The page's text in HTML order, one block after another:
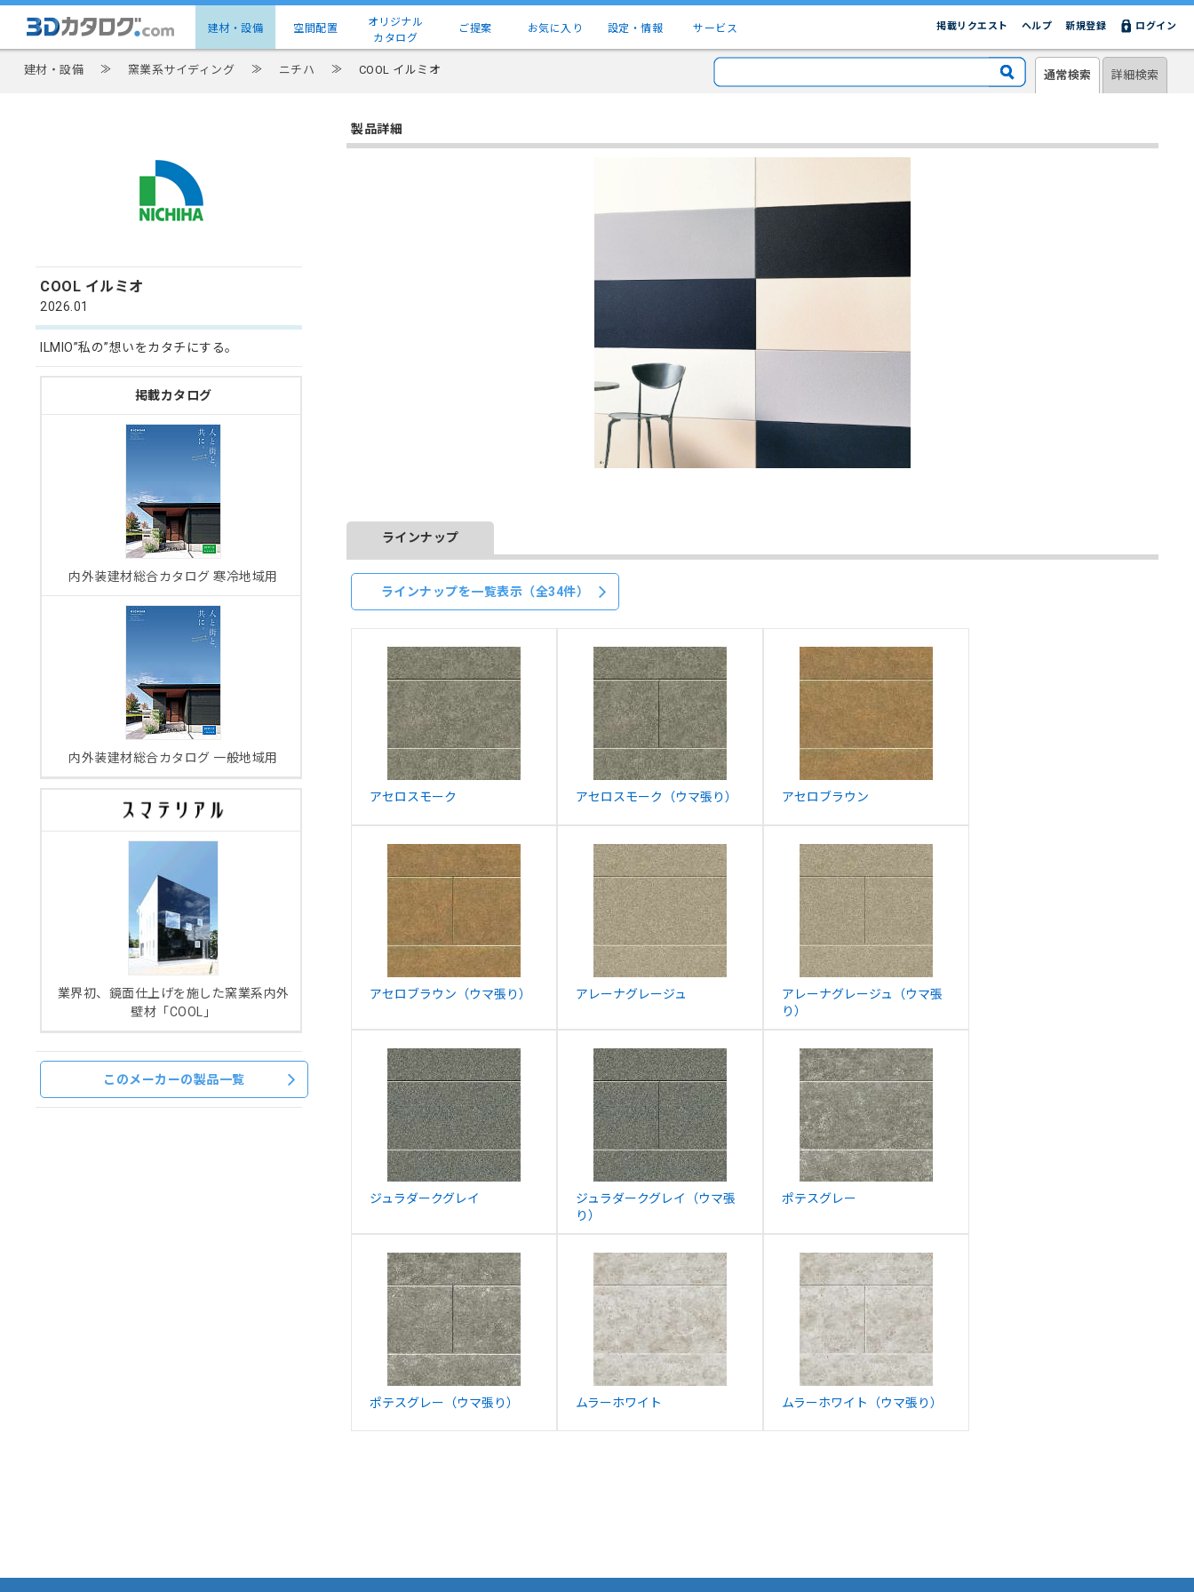
建材・設備 空間配置
オリジナル
カタログ
ご提案 お気に入り 設定・情報 サービス ログイン
新規登録
ヘルプ
掲載リクエスト
建材・設備 ≫ 窯業系サイディング ≫ ニチハ ≫ COOL イルミオ 通常検索 詳細検索
COOL イルミオ
2026.01
ILMIO”私の”想いをカタチにする。
掲載カタログ
内外装建材総合カタログ 寒冷地域用
内外装建材総合カタログ 一般地域用
業界初、鏡面仕上げを施した窯業系内外
壁材「COOL」
このメーカーの製品一覧
製品詳細
ラインナップ
ラインナップを一覧表示（全34件）
アセロスモーク アセロスモーク（ウマ張り） アセロブラウン
アセロブラウン（ウマ張り） アレーナグレージュ
アレーナグレージュ（ウマ張
り）
ジュラダークグレイ
ジュラダークグレイ（ウマ張
り）
ポテスグレー
ポテスグレー（ウマ張り） ムラーホワイト ムラーホワイト（ウマ張り）